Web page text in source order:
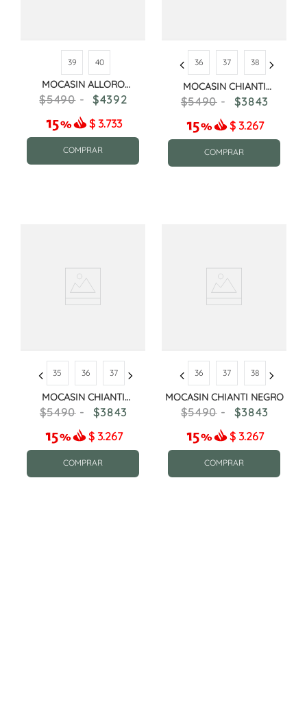
39 40
MOCASIN ALLORO
CHOCOLATE
5490
4392
$ 3.733
COMPRAR
36 37 38
MOCASIN CHIANTI
CHOCOLATE
5490
3843
$ 3.267
COMPRAR
35 36 37
MOCASIN CHIANTI
COGNAC
5490
3843
$ 3.267
COMPRAR
36 37 38
MOCASIN CHIANTI NEGRO
5490
3843
$ 3.267
COMPRAR